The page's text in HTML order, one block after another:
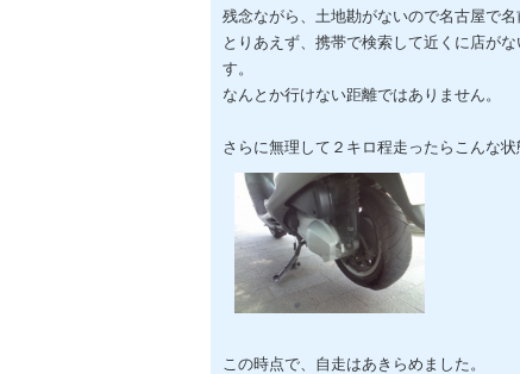
残念ながら、土地勘がないので名古屋で
とりあえず、携帯で検索して近くに店が
す。
なんとか行けない距離ではありません。
さらに無理して２キロ程走ったらこんな状
この時点で、自走はあきらめました。